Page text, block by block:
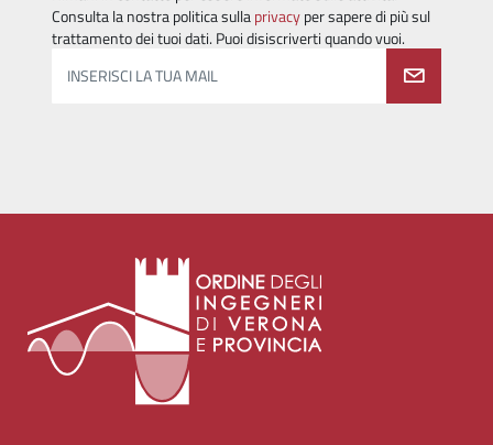
Consulta la nostra politica sullaprivacyper sapere di più sul
trattamento dei tuoi dati. Puoi disiscriverti quando vuoi.
INSERISCI LA TUA MAIL